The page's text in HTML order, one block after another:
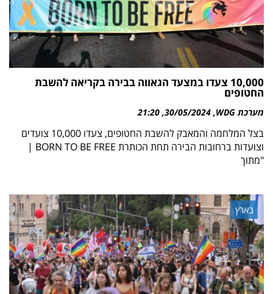
10,000 צעדו במצעד הגאווה בבירה בקריאה להשבת
החטופים
מערכת WDG 30/05/2024
21:20
בצל המלחמה והמאבק להשבת החטופים, צעדו 10,000 צועדים
וצועדות ברחובות הבירה תחת הכותרת BORN TO BE FREE |
"מתוך
בארץ